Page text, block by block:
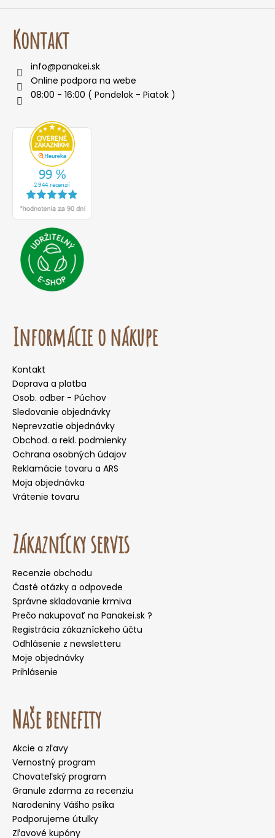
Kontakt
info@panakei.sk
Online podpora na webe
08:00 - 16:00 ( Pondelok - Piatok )
Informácie o nákupe
Kontakt
Doprava a platba
Osob. odber - Púchov
Sledovanie objednávky
Neprevzatie objednávky
Obchod. a rekl. podmienky
Ochrana osobných údajov
Reklamácie tovaru a ARS
Moja objednávka
Vrátenie tovaru
Zákaznícky servis
Recenzie obchodu
Časté otázky a odpovede
Správne skladovanie krmiva
Prečo nakupovať na Panakei.sk ?
Registrácia zákazníckeho účtu
Odhlásenie z newsletteru
Moje objednávky
Prihlásenie
Naše benefity
Akcie a zľavy
Vernostný program
Chovateľský program
Granule zdarma za recenziu
Narodeniny Vášho psíka
Podporujeme útulky
Zľavové kupóny